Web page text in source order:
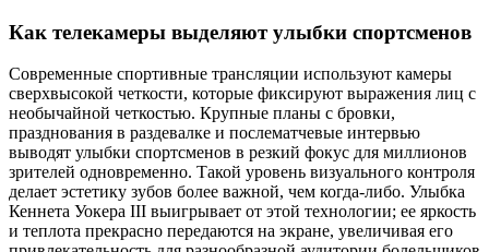
Как телекамеры выделяют улыбки спортсменов
Современные спортивные трансляции используют камеры
сверхвысокой четкости, которые фиксируют выражения лиц с
необычайной четкостью. Крупные планы с бровки,
празднования в раздевалке и послематчевые интервью
выводят улыбки спортсменов в резкий фокус для миллионов
зрителей одновременно. Такой уровень визуального контроля
делает эстетику зубов более важной, чем когда-либо. Улыбка
Кеннета Уокера III выигрывает от этой технологии; ее яркость
и теплота прекрасно передаются на экране, увеличивая его